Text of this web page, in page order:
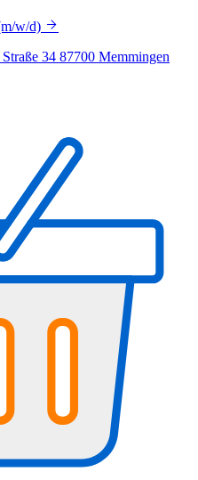
w/d)
34 87700 Memmingen